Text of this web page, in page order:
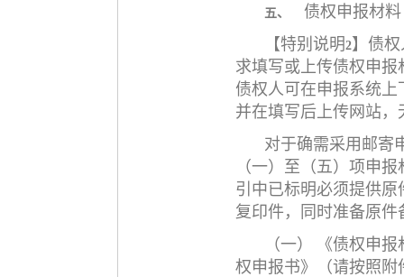
五、
债权申报材料
【特别说明2】债
求填写或上传债权申
债权人可在申报系统
并在填写后上传网站，
对于确需采用邮寄
（一）至（五）项申
引中已标明必须提供
复印件，同时准备原件
（一）
《债权申
权申报书》（请按照